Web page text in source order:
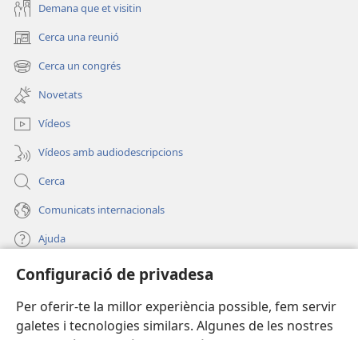
Configuració de privadesa
Per oferir-te la millor experiència possible, fem servir
galetes i tecnologies similars. Algunes de les nostres
Demana que et visitin
Cerca una reunió
(obre
una
finestra
nova)
Cerca un congrés
(obre
una
finestra
nova)
Novetats
Vídeos
Vídeos amb audiodescripcions
Cerca
Comunicats internacionals
Ajuda
Donacions
una
nova)
BIBLIOTECA EN LÍNIA Watchtower™
(obre